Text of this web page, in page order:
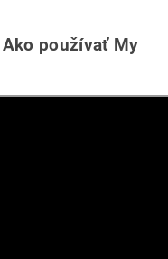
používať My